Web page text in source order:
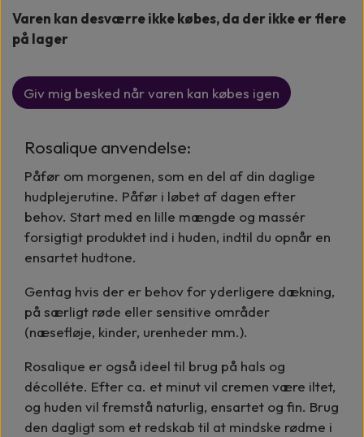
Varen kan desværre ikke købes, da der ikke er flere
på lager
Giv mig besked når varen kan købes igen
Rosalique anvendelse:
Påfør om morgenen, som en del af din daglige
hudplejerutine. Påfør i løbet af dagen efter
behov. Start med en lille mængde og massér
forsigtigt produktet ind i huden, indtil du opnår en
ensartet hudtone.
Gentag hvis der er behov for yderligere dækning,
på særligt røde eller sensitive områder
(næsefløje, kinder, urenheder mm.).
Rosalique er også ideel til brug på hals og
décolléte. Efter ca. et minut vil cremen være iltet,
og huden vil fremstå naturlig, ensartet og fin. Brug
den dagligt som et redskab til at mindske rødme i